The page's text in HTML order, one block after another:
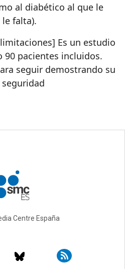
al diabético al que le
falta).
Es un estudio
90 pacientes incluidos.
seguir demostrando su
Centre España